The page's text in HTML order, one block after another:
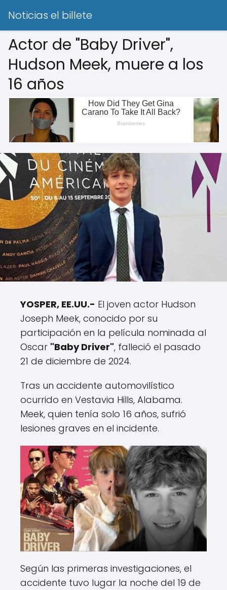
Noticias el billete
Actor de "Baby Driver",
Hudson Meek, muere a los
16 años
YOSPER, EE.UU.- El joven actor Hudson
Joseph Meek, conocido por su
participación en la película nominada al
Oscar "Baby Driver", falleció el pasado
21 de diciembre de 2024.
Tras un accidente automovilístico
ocurrido en Vestavia Hills, Alabama.
Meek, quien tenía solo 16 años, sufrió
lesiones graves en el incidente.
Según las primeras investigaciones, el
accidente tuvo lugar la noche del 19 de